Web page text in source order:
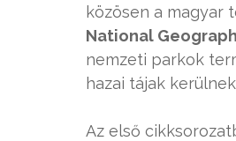
közösen a magyar
National
nemzeti parkok
hazai tájak
Az első